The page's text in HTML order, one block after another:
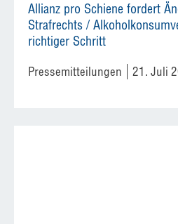
Allianz pro Schiene fordert
Strafrechts /
richtiger Schritt
Pressemitteilungen 21. Juli